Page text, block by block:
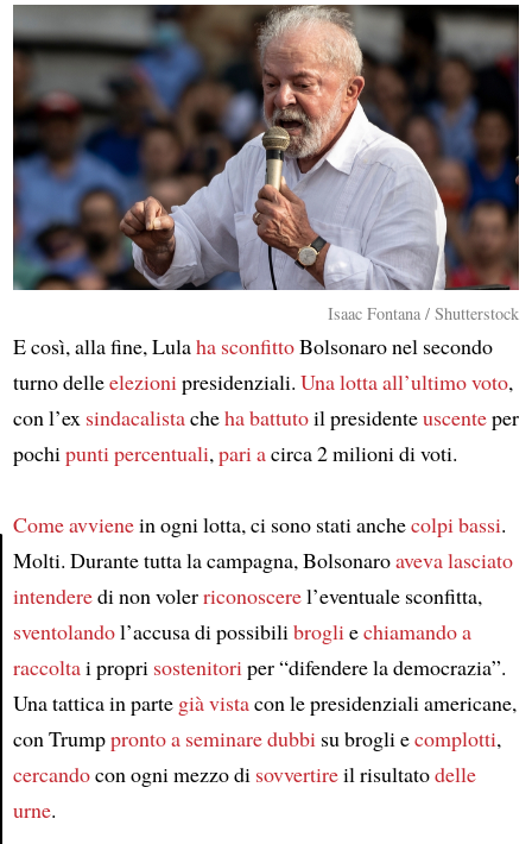
Article
Isaac Fontana / Shutterstock
E così, alla fine, Lulaha sconfittoBolsonaro nel secondo
turno delleelezionipresidenziali. Una lotta all’ultimo voto,
con l’ex sindacalistacheha battutoil presidenteuscenteper
pochipunti percentuali,pari acirca 2 milioni di voti.
Come avvienein ogni lotta, ci sono stati anchecolpi bassi.
Molti. Durante tutta la campagna, Bolsonaroaveva lasciato
intenderedi non volerriconoscerel’eventuale sconfitta,
sventolandol’accusa di possibilibrogliechiamando a
raccoltai propri sostenitoriper “difendere la democrazia”.
Una tattica in parte già vistacon le presidenziali americane,
con Trumppronto a seminare dubbisu brogli ecomplotti,
cercandocon ogni mezzo di sovvertireil risultatodelle
urne.